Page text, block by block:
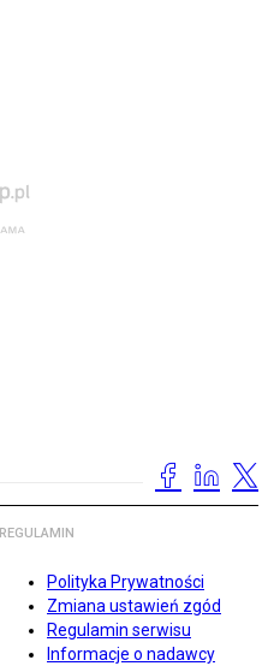
REGULAMIN
Polityka Prywatności
Zmiana ustawień zgód
Regulamin serwisu
Informacje o nadawcy